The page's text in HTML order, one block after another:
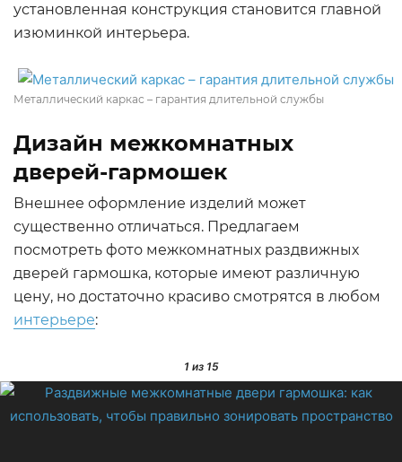
установленная конструкция становится главной
изюминкой интерьера.
Металлический каркас – гарантия длительной службы
Дизайн межкомнатных
дверей-гармошек
Внешнее оформление изделий может
существенно отличаться. Предлагаем
посмотреть фото межкомнатных раздвижных
дверей гармошка, которые имеют различную
цену, но достаточно красиво смотрятся в любом
интерьере:
1из 15